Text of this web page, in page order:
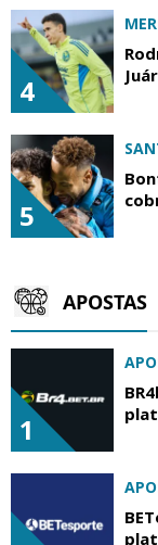
4
5
APOSTAS
1